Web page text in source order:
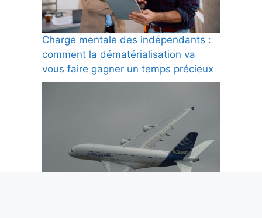
Charge mentale des indépendants :
comment la dématérialisation va
vous faire gagner un temps précieux